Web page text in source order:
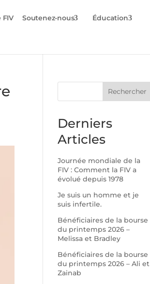
FIV Soutenez-nous Éducation
Rechercher
Derniers
Articles
Journée mondiale de la
FIV : Comment la FIV a
évolué depuis 1978
Je suis un homme et je
suis infertile.
Bénéficiaires de la bourse
du printemps 2026 –
Melissa et Bradley
Bénéficiaires de la bourse
du printemps 2026 – Ali et
Zainab